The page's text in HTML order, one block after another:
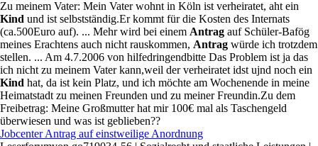
Zu meinem Vater: Mein Vater wohnt in Köln ist verheiratet, aht ein
Kind und ist selbstständig.Er kommt für die Kosten des Internats
(ca.500Euro auf). ... Mehr wird bei einem Antrag auf Schüler-Bafög
meines Erachtens auch nicht rauskommen, Antrag würde ich trotzdem
stellen. ... Am 4.7.2006 von hilfedringendbitte Das Problem ist ja das
ich nicht zu meinem Vater kann,weil der verheiratet idst ujnd noch ein
Kind hat, da ist kein Platz, und ich möchte am Wochenende in meine
Heimatstadt zu meinen Freunden und zu meiner Freundin.Zu dem
Freibetrag: Meine Großmutter hat mir 100€ mal als Taschengeld
überwiesen und was ist geblieben??
Jobcenter Antrag auf einstweilige Anordnung